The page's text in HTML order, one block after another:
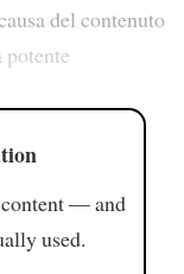
del contenuto
— and
used.